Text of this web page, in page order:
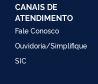
CANAIS DE
ATENDIMENTO
Fale Conosco
Ouvidoria/Simplifique
SIC